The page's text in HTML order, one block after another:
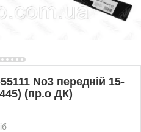
No3 передній 15-
(пр.о ДК)